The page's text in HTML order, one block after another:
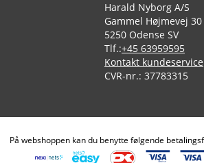
Harald Nyborg A/S
Gammel Højmevej 30
5250 Odense SV
Tlf.:+45 63959595
Kontakt kundeservice
CVR-nr.: 37783315
På webshoppen kan du benytte følgende